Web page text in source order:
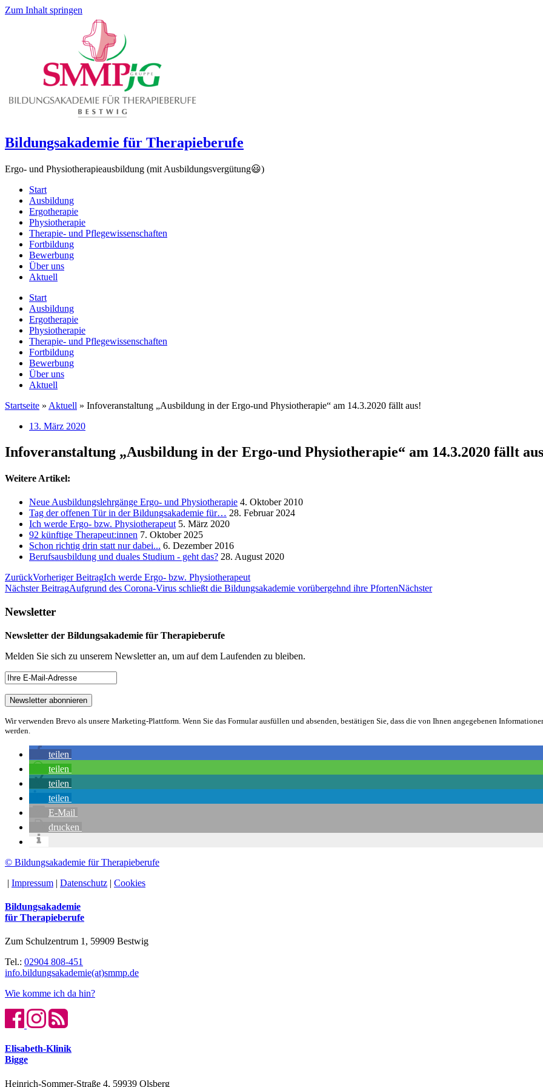
Zum Inhalt springen
Bildungsakademie für Therapieberufe
Ergo- und Physiotherapieausbildung (mit Ausbildungsvergütung😃)
Start
Ausbildung
Ergotherapie
Physiotherapie
Therapie- und Pflegewissenschaften
Fortbildung
Bewerbung
Über uns
Aktuell
Start
Ausbildung
Ergotherapie
Physiotherapie
Therapie- und Pflegewissenschaften
Fortbildung
Bewerbung
Über uns
Aktuell
Startseite » Aktuell » Infoveranstaltung „Ausbildung in der Ergo-und Physiotherapie“ am 14.3.2020 fällt aus!
13. März 2020
Infoveranstaltung „Ausbildung in der Ergo-und Physiotherapie“ am 14.3.2020 fällt
Weitere Artikel:
Neue Ausbildungslehrgänge Ergo- und Physiotherapie 4. Oktober 2010
Tag der offenen Tür in der Bildungsakademie für… 28. Februar 2024
Ich werde Ergo- bzw. Physiotherapeut 5. März 2020
92 künftige Therapeut:innen 7. Oktober 2025
Schon richtig drin statt nur dabei... 6. Dezember 2016
Berufsausbildung und duales Studium - geht das? 28. August 2020
ZurückVorheriger BeitragIch werde Ergo- bzw. Physiotherapeut
Nächster BeitragAufgrund des Corona-Virus schließt die Bildungsakademie vorübergehnd ihre PfortenNächster
Newsletter
Newsletter der Bildungsakademie für Therapieberufe
Melden Sie sich zu unserem Newsletter an, um auf dem Laufenden zu bleiben.
Wir verwenden Brevo als unsere Marketing-Plattform. Wenn Sie das Formular ausfüllen und absenden, bestätigen Sie, dass die von Ihnen angegebenen
werden.
teilen
teilen
teilen
teilen
E-Mail
drucken
© Bildungsakademie für Therapieberufe
| Impressum | Datenschutz | Cookies
Bildungsakademie
für Therapieberufe
Zum Schulzentrum 1, 59909 Bestwig
Tel.: 02904 808-451
info.bildungsakademie(at)smmp.de
Wie komme ich da hin?
Elisabeth-Klinik
Bigge
Heinrich-Sommer-Straße 4, 59939 Olsberg